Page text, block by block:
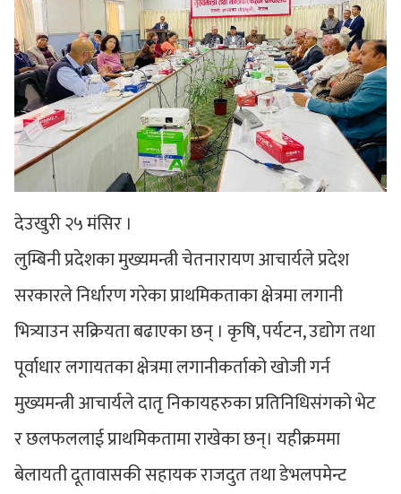
देउखुरी २५ मंसिर ।
लुम्बिनी प्रदेशका मुख्यमन्त्री चेतनारायण आचार्यले प्रदेश
सरकारले निर्धारण गरेका प्राथमिकताका क्षेत्रमा लगानी
भित्र्याउन सक्रियता बढाएका छन् । कृषि, पर्यटन, उद्योग तथा
पूर्वाधार लगायतका क्षेत्रमा लगानीकर्ताको खोजी गर्न
मुख्यमन्त्री आचार्यले दातृ निकायहरुका प्रतिनिधिसंगको भेट
र छलफललाई प्राथमिकतामा राखेका छन्। यहीक्रममा
बेलायती दूतावासकी सहायक राजदुत तथा डेभलपमेन्ट